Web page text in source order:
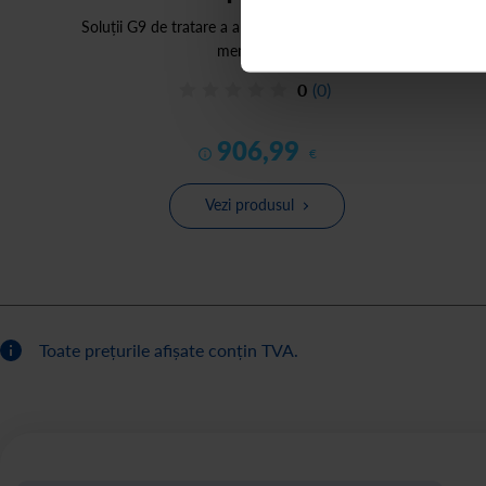
Soluții G9 de tratare a apei, cu abonament servicii de
mentenanță
0 (0)
906,99 €
Vezi produsul
Toate prețurile afișate conțin TVA.